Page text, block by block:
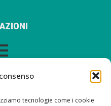
tecnologie come i cookie